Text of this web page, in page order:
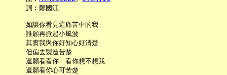
     詞︰鄭國江
     如讓你看見這痛苦中的我
     誰願再掀起小風波
     其實我與你好知心好清楚
     但偏去製造苦楚
     還願看看你　看你想不想我
     還願看你心可苦楚